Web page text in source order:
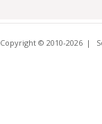
Copyright © 2010-2026